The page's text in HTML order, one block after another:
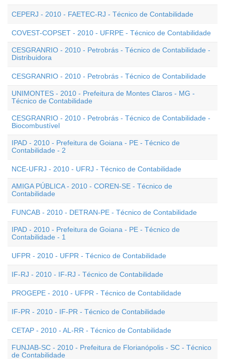
CEPERJ - 2010 - FAETEC-RJ - Técnico de Contabilidade
COVEST-COPSET - 2010 - UFRPE - Técnico de Contabilidade
CESGRANRIO - 2010 - Petrobrás - Técnico de Contabilidade -
Distribuidora
CESGRANRIO - 2010 - Petrobrás - Técnico de Contabilidade
UNIMONTES - 2010 - Prefeitura de Montes Claros - MG -
Técnico de Contabilidade
CESGRANRIO - 2010 - Petrobrás - Técnico de Contabilidade -
Biocombustível
IPAD - 2010 - Prefeitura de Goiana - PE - Técnico de
Contabilidade - 2
NCE-UFRJ - 2010 - UFRJ - Técnico de Contabilidade
AMIGA PÚBLICA - 2010 - COREN-SE - Técnico de
Contabilidade
FUNCAB - 2010 - DETRAN-PE - Técnico de Contabilidade
IPAD - 2010 - Prefeitura de Goiana - PE - Técnico de
Contabilidade - 1
UFPR - 2010 - UFPR - Técnico de Contabilidade
IF-RJ - 2010 - IF-RJ - Técnico de Contabilidade
PROGEPE - 2010 - UFPR - Técnico de Contabilidade
IF-PR - 2010 - IF-PR - Técnico de Contabilidade
CETAP - 2010 - AL-RR - Técnico de Contabilidade
FUNJAB-SC - 2010 - Prefeitura de Florianópolis - SC - Técnico
de Contabilidade